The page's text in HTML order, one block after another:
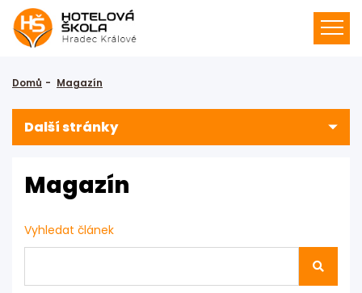
Domů Magazín
Další stránky
Magazín
Vyhledat článek